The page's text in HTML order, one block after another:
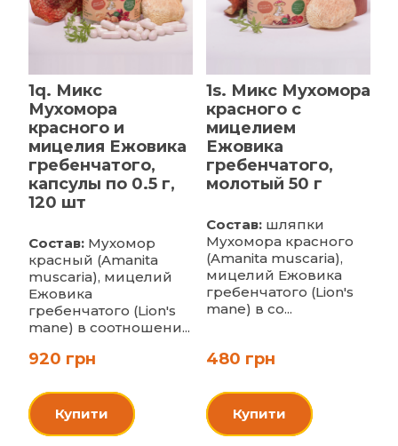
1q. Микс
Мухомора
красного и
мицелия Ежовика
гребенчатого,
капсулы по 0.5 г,
120 шт
Состав:Мухомор
красный (Amanita
muscaria), мицелий
Ежовика
гребенчатого (Lion's
mane) в соотношени...
920 грн
Купити
1s. Микс Мухомора
красного с
мицелием
Ежовика
гребенчатого,
молотый 50 г
Состав:шляпки
Мухомора красного
(Amanita muscaria),
мицелий Ежовика
гребенчатого (Lion's
mane) в со...
480 грн
Купити